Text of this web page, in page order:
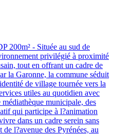
200m² - Située au sud de
privilégié à proximité
tout en offrant un cadre de
la Garonne, la commune séduit
de village tournée vers la
utiles au quotidien avec
municipale, des
qui participe à l?animation
dans un cadre serein sans
l?avenue des Pyrénées, au